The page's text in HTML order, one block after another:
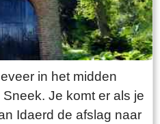
in het restaurant leert
de gebroeders De
overgebleven vissers
er sprake van een
meeste vissers van
mee gestopt.
in het midden
Je komt er als je
Idaerd de afslag naar